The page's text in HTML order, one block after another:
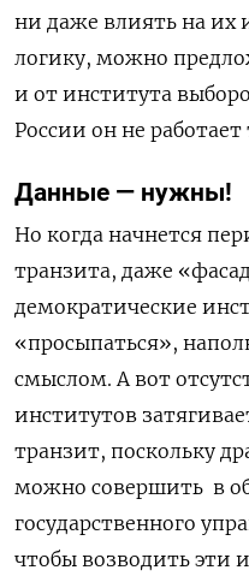
ни даже влиять на их
логику, можно
и от института
России он не работает
Данные — нужны!
Но когда начнется
транзита, даже
демократические
«просыпаться»,
смыслом. А вот
институтов
транзит, поскольку
можно совершить в
государственного
чтобы возводить эти